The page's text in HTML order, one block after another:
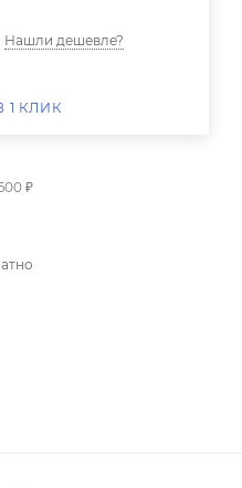
Нашли дешевле?
1 КЛИК
₽